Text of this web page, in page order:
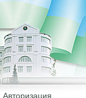
Авторизация